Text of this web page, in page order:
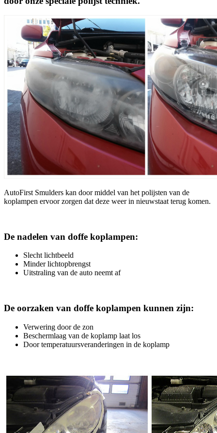
AutoFirst Smulders kan door middel van het polijsten van de
koplampen ervoor zorgen dat deze weer in nieuwstaat terug komen.
De nadelen van doffe koplampen:
Slecht lichtbeeld
Minder lichtopbrengst
Uitstraling van de auto neemt af
De oorzaken van doffe koplampen kunnen zijn:
Verwering door de zon
Beschermlaag van de koplamp laat los
Door temperatuursveranderingen in de koplamp